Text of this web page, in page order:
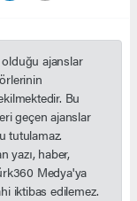
ajanslar
Bu
geçen ajanslar
tutulamaz.
yazı, haber,
Medya'ya
iktibas edilemez.